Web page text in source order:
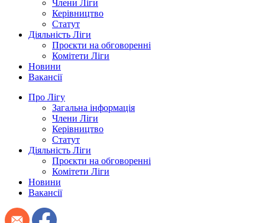
Члени Ліги
Керівництво
Статут
Діяльність Ліги
Проєкти на обговоренні
Комітети Ліги
Новини
Вакансії
Про Лігу
Загальна інформація
Члени Ліги
Керівництво
Статут
Діяльність Ліги
Проєкти на обговоренні
Комітети Ліги
Новини
Вакансії